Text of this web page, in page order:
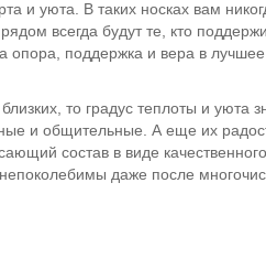
и уюта. В таких носках вам
всегда будут те, кто
поддержка и вера в лучшее
то градус теплоты и уюта
и общительные. А еще их
состав в виде
даже после